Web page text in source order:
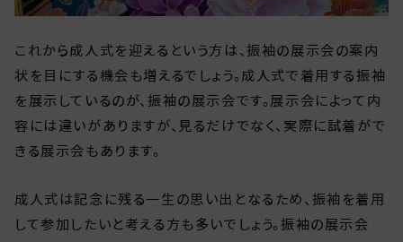
これから成人式を迎えるという方は、振袖の展示会の案内
状を目にする機会も増えるでしょう。成人式で着用する振袖
を展示しているのが、振袖の展示会です。展示会によって内
容には違いがありますが、見るだけでなく、実際に試着がで
きる展示会もあります。
成人式は記念に残る一生の思い出となるため、振袖を着用
して参加したいと考える方も多いでしょう。振袖の展示会